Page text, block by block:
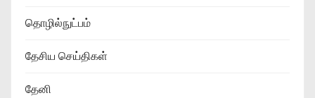
தொழில்நுட்பம்
தேசிய செய்திகள்
தேனி